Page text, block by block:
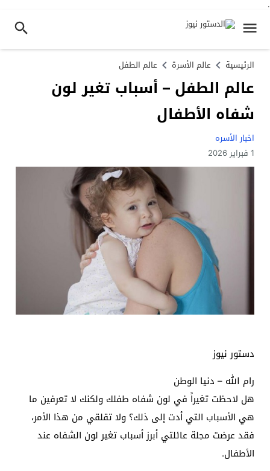
.
الرئيسية عالم الأسرة عالم الطفل
عالم الطفل – أسباب تغير لون
شفاه الأطفال
اخبار الأسره
1 فبراير 2026
دستور نيوز
رام الله – دنيا الوطن
هل لاحظت تغيراً في لون شفاه طفلك ولكنك لا تعرفين ما
هي الأسباب التي أدت إلى ذلك؟ ولا تقلقي من هذا الأمر،
فقد عرضت مجلة عائلتي أبرز أسباب تغير لون الشفاه عند
الأطفال.